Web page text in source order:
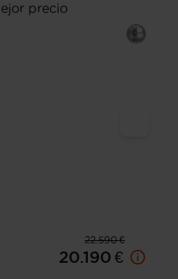
precio
22.590 €
20.190 €